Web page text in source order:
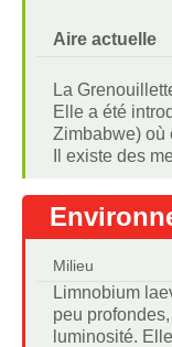
Aire actuelle
La
Elle a été
Zimbabwe) où
Il existe des
Milieu
Limnobium
peu
luminosité.